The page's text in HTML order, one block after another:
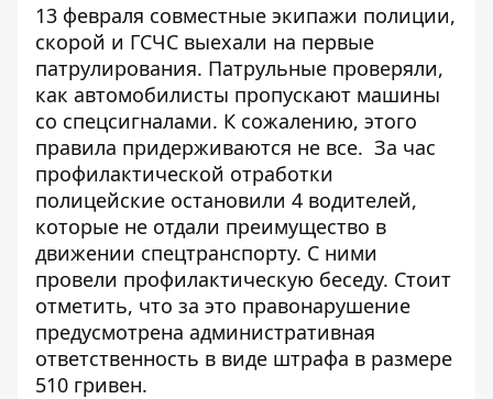
13 февраля совместные экипажи полиции,
скорой и ГСЧС выехали на первые
патрулирования. Патрульные проверяли,
как автомобилисты пропускают машины
со спецсигналами. К сожалению, этого
правила придерживаются не все. За час
профилактической отработки
полицейские остановили 4 водителей,
которые не отдали преимущество в
движении спецтранспорту. С ними
провели профилактическую беседу. Стоит
отметить, что за это правонарушение
предусмотрена административная
ответственность в виде штрафа в размере
510 гривен.